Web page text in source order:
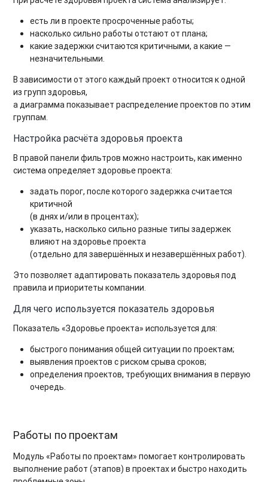
есть ли в проекте просроченные работы;
насколько сильно работы отстают от плана;
какие задержки считаются критичными, а какие —
незначительными.
В зависимости от этого каждый проект относится к одной
из групп здоровья,
а диаграмма показывает распределение проектов по этим
группам.
Настройка расчёта здоровья проекта
В правой панели фильтров можно настроить, как именно
система определяет здоровье проекта:
задать порог, после которого задержка считается
критичной
(в днях и/или в процентах);
указать, насколько сильно разные типы задержек
влияют на здоровье проекта
(отдельно для завершённых и незавершённых работ).
Это позволяет адаптировать показатель здоровья под
правила и приоритеты компании.
Для чего используется показатель здоровья
Показатель «Здоровье проекта» используется для:
быстрого понимания общей ситуации по проектам;
выявления проектов с риском срыва сроков;
определения проектов, требующих внимания в первую
очередь.
Работы по проектам
Модуль «Работы по проектам» помогает контролировать
выполнение работ (этапов) в проектах и быстро находить